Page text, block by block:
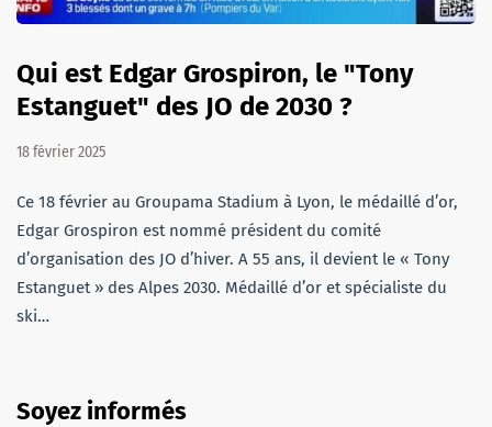
Qui est Edgar Grospiron, le "Tony
Estanguet" des JO de 2030 ?
18 février 2025
Ce 18 février au Groupama Stadium à Lyon, le médaillé d’or,
Edgar Grospiron est nommé président du comité
d’organisation des JO d’hiver. A 55 ans, il devient le « Tony
Estanguet » des Alpes 2030. Médaillé d’or et spécialiste du
ski…
Soyez informés